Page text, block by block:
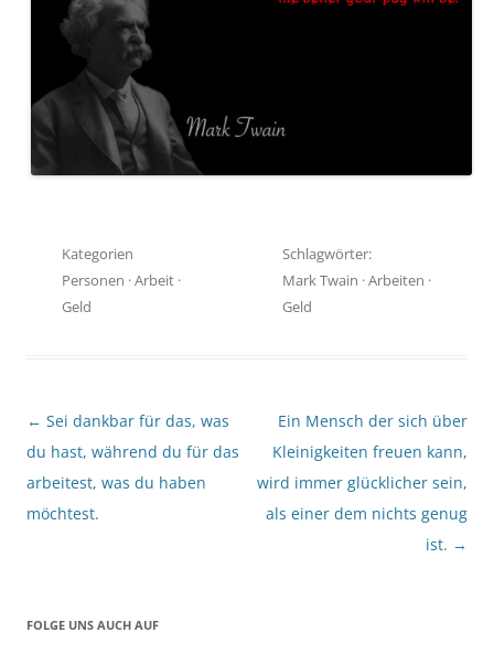
Kategorien
Personen ·Arbeit ·
Geld
Schlagwörter:
Mark Twain ·Arbeiten ·
Geld
Beitragsnavigation
← Sei dankbar für das, was
du hast, während du für das
arbeitest, was du haben
möchtest.
Ein Mensch der sich über
Kleinigkeiten freuen kann,
wird immer glücklicher sein,
als einer dem nichts genug
ist. →
FOLGE UNS AUCH AUF